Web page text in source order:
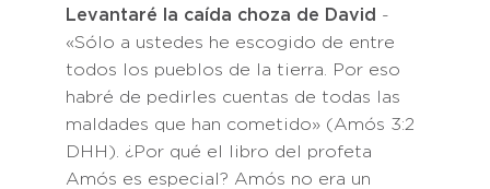
Levantaré la caída choza de David -
«Sólo a ustedes he escogido de entre
todos los pueblos de la tierra. Por eso
habré de pedirles cuentas de todas las
maldades que han cometido» (Amós 3:2
DHH). ¿Por qué el libro del profeta
Amós es especial? Amós no era un